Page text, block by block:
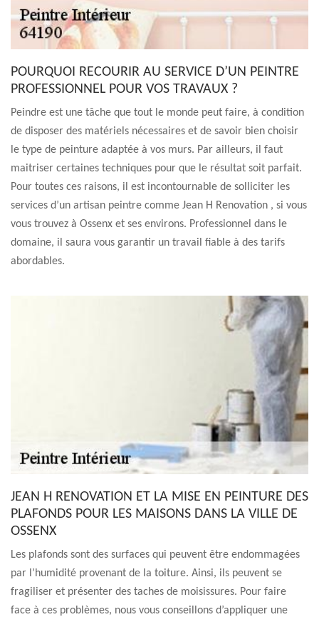
POURQUOI RECOURIR AU SERVICE D’UN PEINTRE
PROFESSIONNEL POUR VOS TRAVAUX ?
Peindre est une tâche que tout le monde peut faire, à condition
de disposer des matériels nécessaires et de savoir bien choisir
le type de peinture adaptée à vos murs. Par ailleurs, il faut
maitriser certaines techniques pour que le résultat soit parfait.
Pour toutes ces raisons, il est incontournable de solliciter les
services d’un artisan peintre comme Jean H Renovation , si vous
vous trouvez à Ossenx et ses environs. Professionnel dans le
domaine, il saura vous garantir un travail fiable à des tarifs
abordables.
JEAN H RENOVATION ET LA MISE EN PEINTURE DES
PLAFONDS POUR LES MAISONS DANS LA VILLE DE
OSSENX
Les plafonds sont des surfaces qui peuvent être endommagées
par l’humidité provenant de la toiture. Ainsi, ils peuvent se
fragiliser et présenter des taches de moisissures. Pour faire
face à ces problèmes, nous vous conseillons d’appliquer une